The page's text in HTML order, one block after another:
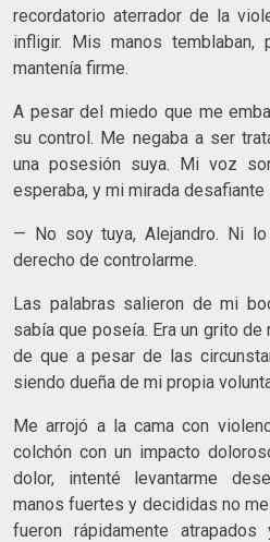
recordatorio aterrador de la
infligir. Mis manos temblaban,
mantenía firme.
A pesar del miedo que me
su control. Me negaba a ser
una posesión suya. Mi voz
esperaba, y mi mirada
— No soy tuya, Alejandro. Ni
derecho de controlarme.
Las palabras salieron de mi
sabía que poseía. Era un grito
de que a pesar de las
siendo dueña de mi propia
Me arrojó a la cama con
colchón con un impacto
dolor, intenté levantarme
manos fuertes y decididas no
fueron rápidamente